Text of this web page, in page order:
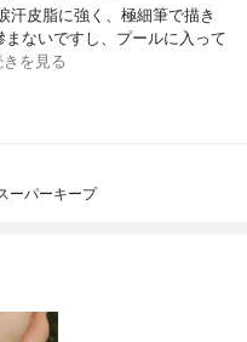
汗皮脂に強く、極細筆で描き
ないですし、プールに入って
きを見る
ーパーキープ